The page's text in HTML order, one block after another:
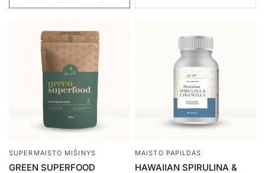
SUPERMAISTO MIŠINYS
GREEN SUPERFOOD
MAISTO PAPILDAS
HAWAIIAN SPIRULINA &